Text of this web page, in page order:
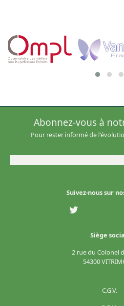
Suivez-nous sur
Siège
2 rue du Colonel
54300
Abonnez-vous à
Pour rester informé de
C.G.V.